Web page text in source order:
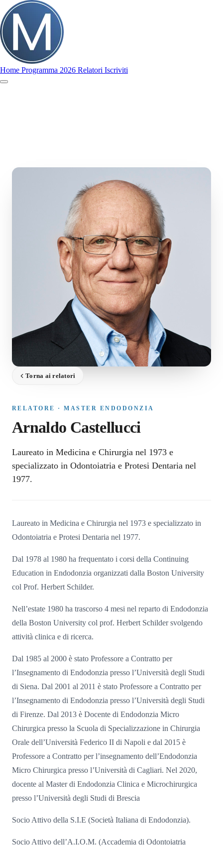
Home Programma 2026 Relatori Iscriviti
Torna ai relatori
RELATORE · MASTER ENDODONZIA
Arnaldo Castellucci
Laureato in Medicina e Chirurgia nel 1973 e
specializzato in Odontoiatria e Protesi Dentaria nel
1977.
Laureato in Medicina e Chirurgia nel 1973 e specializzato in
Odontoiatria e Protesi Dentaria nel 1977.
Dal 1978 al 1980 ha frequentato i corsi della Continuing
Education in Endodonzia organizzati dalla Boston University
col Prof. Herbert Schilder.
Nell’estate 1980 ha trascorso 4 mesi nel reparto di Endodonzia
della Boston University col prof. Herbert Schilder svolgendo
attività clinica e di ricerca.
Dal 1985 al 2000 è stato Professore a Contratto per
l’Insegnamento di Endodonzia presso l’Università degli Studi
di Siena. Dal 2001 al 2011 è stato Professore a Contratto per
l’Insegnamento di Endodonzia presso l’Università degli Studi
di Firenze. Dal 2013 è Docente di Endodonzia Micro
Chirurgica presso la Scuola di Specializzazione in Chirurgia
Orale dell’Università Federico II di Napoli e dal 2015 è
Professore a Contratto per l’insegnamento dell’Endodonzia
Micro Chirurgica presso l’Università di Cagliari. Nel 2020,
docente al Master di Endodonzia Clinica e Microchirurgica
presso l’Università degli Studi di Brescia
Socio Attivo della S.I.E (Società Italiana di Endodonzia).
Socio Attivo dell’A.I.O.M. (Accademia di Odontoiatria